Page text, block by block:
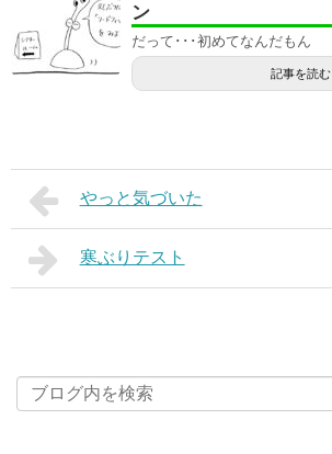
ン
だって･･･初めてなんだもん
記事を読む
やっと気づいた
寒ぶりテスト